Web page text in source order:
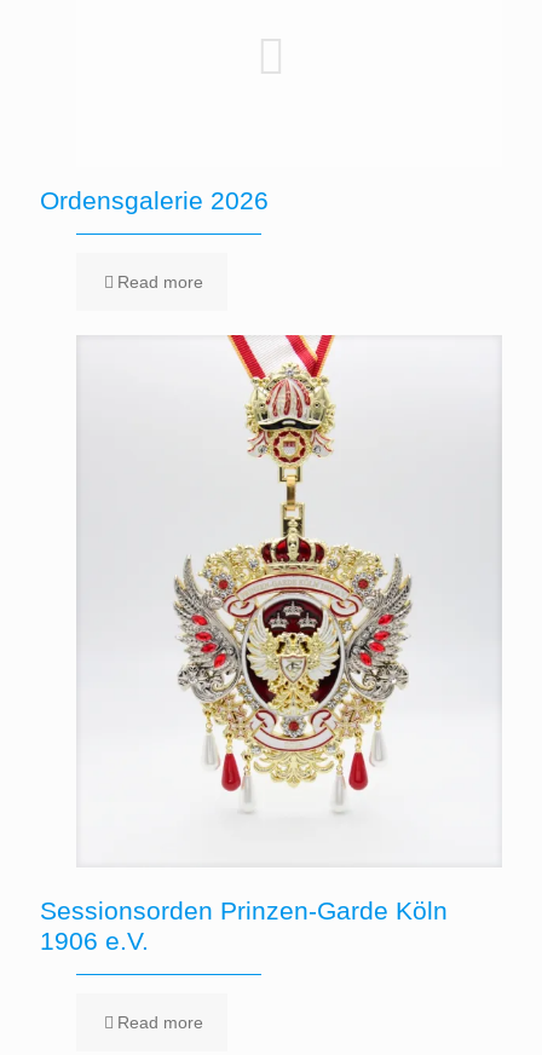
Ordensgalerie 2026
Read more
Sessionsorden Prinzen-Garde Köln
1906 e.V.
Read more